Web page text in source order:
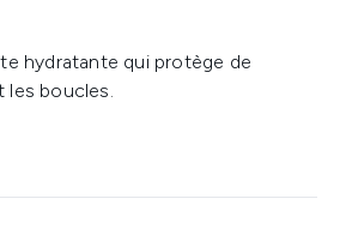
hydratante qui protège de
les boucles.